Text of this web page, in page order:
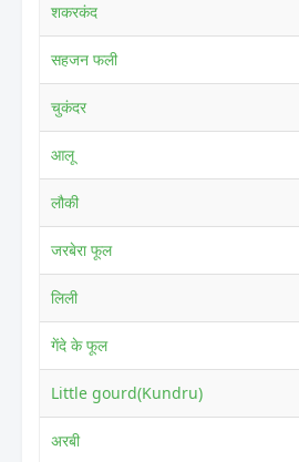
शकरकंद
सहजन फली
चुकंदर
आलू
लौकी
जरबेरा फूल
लिली
गेंदे के फूल
Little gourd(Kundru)
अरबी